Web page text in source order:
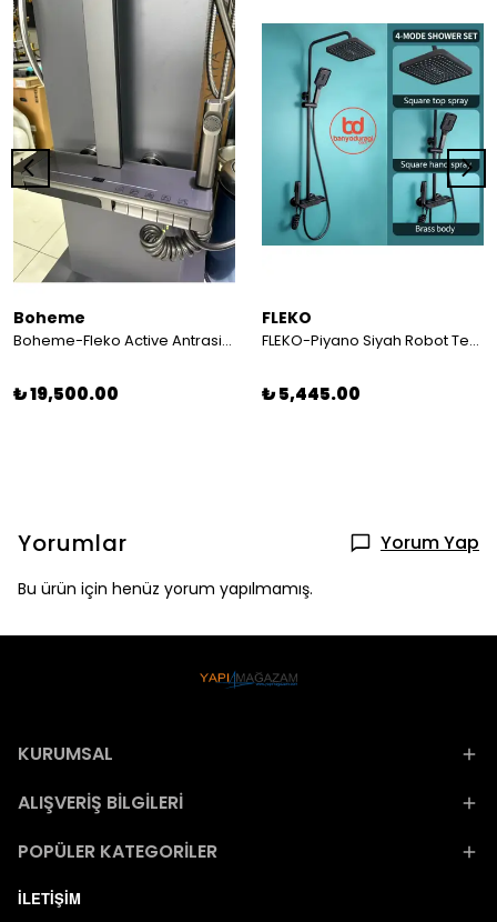
Boheme
Boheme-Fleko Active Antrasit Gri Full Fonksiyon Dijital Dereceli Ekran Duş Sistemi
₺ 19,500.00
FLEKO
FLEKO-Piyano Siyah Robot Tepe Duş Seti Yağmur Tepe Banyo 4 Tuşlu Batarya Dahil Siyah Duş Seti
₺ 5,445.00
Yorumlar Yorum Yap
Bu ürün için henüz yorum yapılmamış.
KURUMSAL
ALIŞVERİŞ BİLGİLERİ
POPÜLER KATEGORİLER
İLETİŞİM